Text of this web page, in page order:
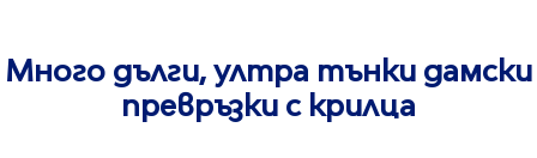
Много дълги, ултра тънки дамски
превръзки с крилца